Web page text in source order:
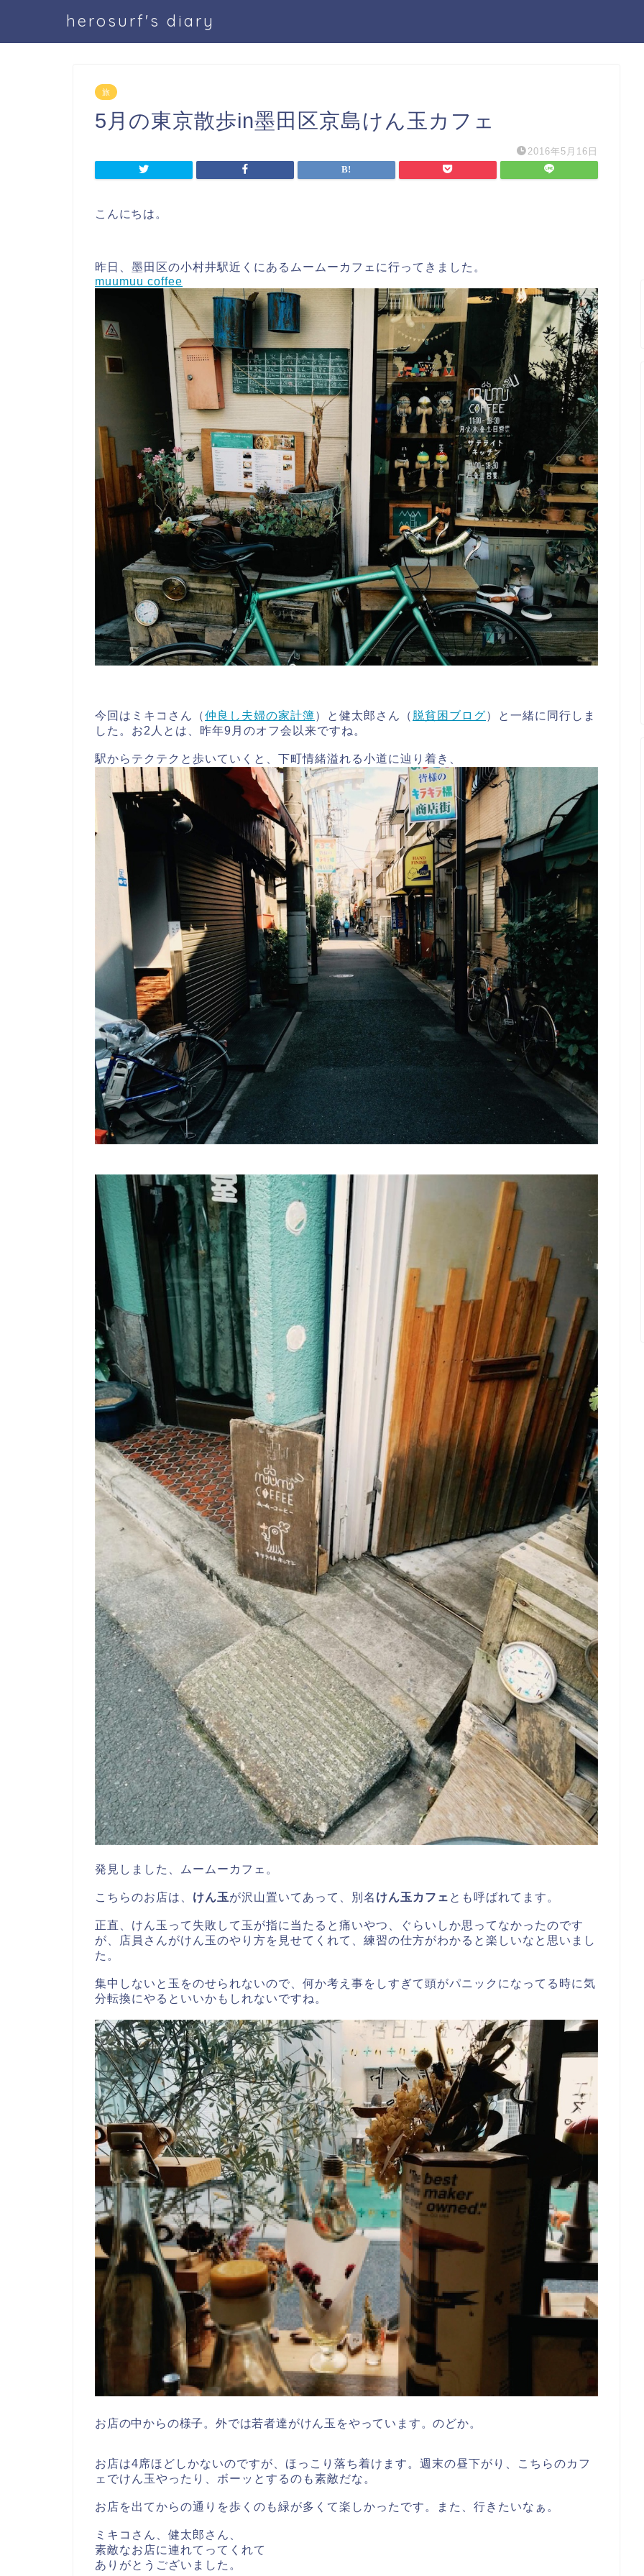
herosurf's diary
旅
5月の東京散歩in墨田区京島けん玉カフェ
2016年5月16日
こんにちは。
昨日、墨田区の小村井駅近くにあるムームーカフェに行ってきました。
muumuu coffee
今回はミキコさん（仲良し夫婦の家計簿）と健太郎さん（ 脱貧困ブログ）と一緒に同行しま
した。お2人とは、昨年9月のオフ会以来ですね。
駅からテクテクと歩いていくと、下町情緒溢れる小道に辿り着き、
発見しました、ムームーカフェ。
こちらのお店は、 けん玉が沢山置いてあって、別名 けん玉カフェ とも呼ばれてます。
正直、けん玉って失敗して玉が指に当たると痛いやつ、ぐらいしか思ってなかったのです
が、店員さんがけん玉のやり方を見せてくれて、練習の仕方がわかると楽しいなと思いまし
た。
集中しないと玉をのせられないので、何か考え事をしすぎて頭がパニックになってる時に気
分転換にやるといいかもしれないですね。
お店の中からの様子。外では若者達がけん玉をやっています。のどか。
お店は4席ほどしかないのですが、ほっこり落ち着けます。週末の昼下がり、こちらのカフ
ェでけん玉やったり、ボーッとするのも素敵だな。
お店を出てからの通りを歩くのも緑が多くて楽しかったです。また、行きたいなぁ。
ミキコさん、健太郎さん、
素敵なお店に連れてってくれて
ありがとうございました。